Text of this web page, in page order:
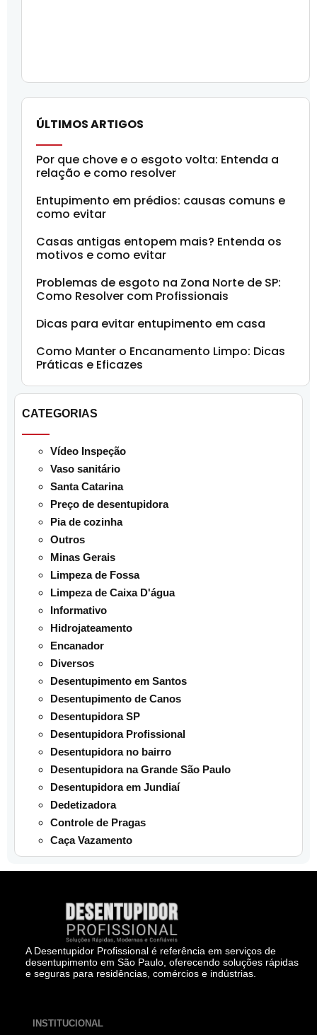
ÚLTIMOS ARTIGOS
Por que chove e o esgoto volta: Entenda a
relação e como resolver
Entupimento em prédios: causas comuns e
como evitar
Casas antigas entopem mais? Entenda os
motivos e como evitar
Problemas de esgoto na Zona Norte de SP:
Como Resolver com Profissionais
Dicas para evitar entupimento em casa
Como Manter o Encanamento Limpo: Dicas
Práticas e Eficazes
CATEGORIAS
Vídeo Inspeção
Vaso sanitário
Santa Catarina
Preço de desentupidora
Pia de cozinha
Outros
Minas Gerais
Limpeza de Fossa
Limpeza de Caixa D'água
Informativo
Hidrojateamento
Encanador
Diversos
Desentupimento em Santos
Desentupimento de Canos
Desentupidora SP
Desentupidora Profissional
Desentupidora no bairro
Desentupidora na Grande São Paulo
Desentupidora em Jundiaí
Dedetizadora
Controle de Pragas
Caça Vazamento
A Desentupidor Profissional é referência em serviços de
desentupimento em São Paulo, oferecendo soluções rápidas
e seguras para residências, comércios e indústrias.
INSTITUCIONAL